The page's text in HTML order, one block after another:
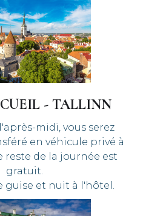
- TALLINN
midi, vous serez
en véhicule privé à
reste de la journée est
gratuit.
guise et nuit à l'hôtel.